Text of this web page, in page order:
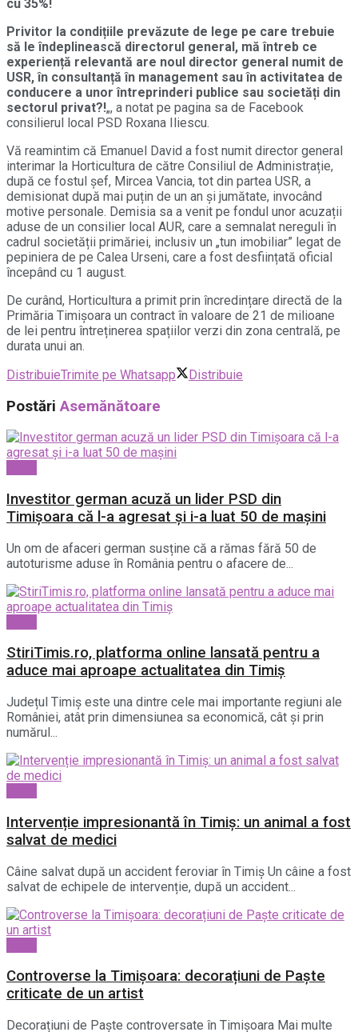
cu 35%!
Privitor la condițiile prevăzute de lege pe care trebuie
să le îndeplinească directorul general, mă întreb ce
experiență relevantă are noul director general numit de
USR, în consultanță în management sau în activitatea de
conducere a unor întreprinderi publice sau societăți din
sectorul privat?!„, a notat pe pagina sa de Facebook
consilierul local PSD Roxana Iliescu.
Vă reamintim că Emanuel David a fost numit director general
interimar la Horticultura de către Consiliul de Administrație,
după ce fostul șef, Mircea Vancia, tot din partea USR, a
demisionat după mai puțin de un an și jumătate, invocând
motive personale. Demisia sa a venit pe fondul unor acuzații
aduse de un consilier local AUR, care a semnalat nereguli în
cadrul societății primăriei, inclusiv un „tun imobiliar” legat de
pepiniera de pe Calea Urseni, care a fost desființată oficial
începând cu 1 august.
De curând, Horticultura a primit prin încredințare directă de la
Primăria Timișoara un contract în valoare de 21 de milioane
de lei pentru întreținerea spațiilor verzi din zona centrală, pe
durata unui an.
DistribuieTrimite pe Whatsapp Distribuie
PostăriAsemănătoare
Investitor german acuză un lider PSD din
Timișoara că l-a agresat și i-a luat 50 de mașini
Un om de afaceri german susține că a rămas fără 50 de
autoturisme aduse în România pentru o afacere de...
StiriTimis.ro, platforma online lansată pentru a
aduce mai aproape actualitatea din Timiș
Județul Timiș este una dintre cele mai importante regiuni ale
României, atât prin dimensiunea sa economică, cât și prin
numărul...
Intervenție impresionantă în Timiș: un animal a fost
salvat de medici
Câine salvat după un accident feroviar în Timiș Un câine a fost
salvat de echipele de intervenție, după un accident...
Controverse la Timișoara: decorațiuni de Paște
criticate de un artist
Decorațiuni de Paște controversate în Timișoara Mai multe